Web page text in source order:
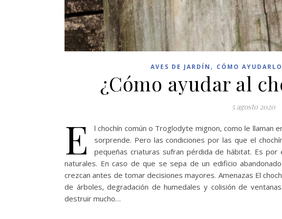
AVES DE JARDÍN , CÓMO
¿Cómo ayudar al
5 agosto 2020
E
l chochín común o Troglodyte mignon, como le llaman
sorprende. Pero las condiciones por las que el
pequeñas criaturas sufran pérdida de hábitat. Es
naturales. En caso de que se sepa de un edificio
crezcan antes de tomar decisiones mayores. Amenazas El
de árboles, degradación de humedales y colisión de
destruir mucho…